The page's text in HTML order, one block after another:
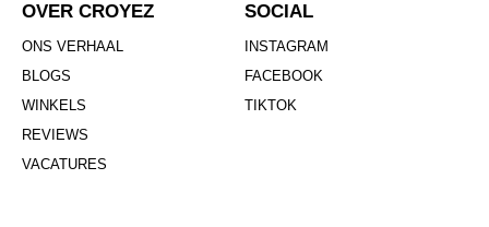
OVER CROYEZ
ONS VERHAAL
BLOGS
WINKELS
REVIEWS
VACATURES
SOCIAL
INSTAGRAM
FACEBOOK
TIKTOK